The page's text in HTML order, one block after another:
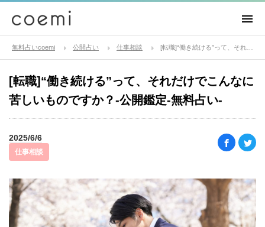
無料占いcoemi 公開占い 仕事相談
[転職]“働き続ける”って、それだけでこんなに
苦しいものですか？-公開鑑定-無料占い-
2025/6/6
仕事相談